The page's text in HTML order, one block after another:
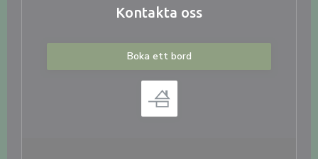
Kontakta oss
Boka ett bord